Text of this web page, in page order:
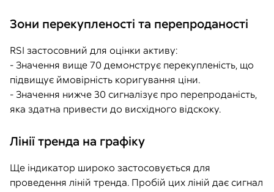
Зони перекупленості та перепроданості
RSI застосовний для оцінки активу:
- Значення вище 70 демонструє перекупленість, що
підвищує ймовірність коригування ціни.
- Значення нижче 30 сигналізує про перепроданість,
яка здатна привести до висхідного відскоку.
Лінії тренда на графіку
Ще індикатор широко застосовується для
проведення ліній тренда. Пробій цих ліній дає сигнал